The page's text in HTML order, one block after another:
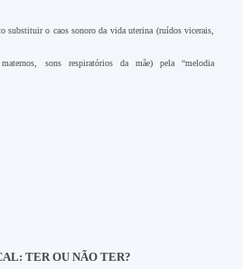
substituir o caos sonoro da vida uterina (ruídos vicerais,
sons respiratórios da mãe) pela “melodia
TER OU NÃO TER?